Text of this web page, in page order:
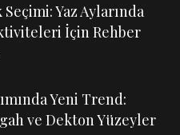
Yaz Aylarında
İçin Rehber
Yeni Trend:
ve Dekton Yüzeyler